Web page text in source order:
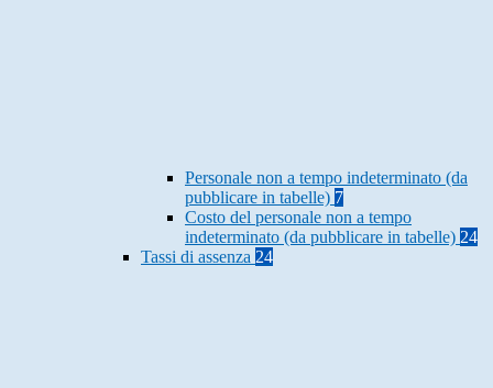
Personale non a tempo indeterminato (da
pubblicare in tabelle) 7
Costo del personale non a tempo
indeterminato (da pubblicare in tabelle) 24
Tassi di assenza 24